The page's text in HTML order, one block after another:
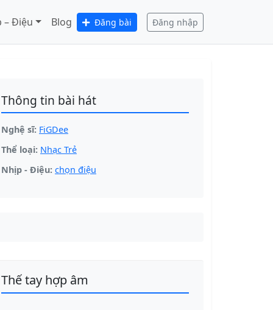
– Điệu Blog Đăng bài Đăng nhập
Thông tin bài hát
Nghệ sĩ: FiGDee
Thể loại: Nhạc Trẻ
Nhịp - Điệu: chọn điệu
Thế tay hợp âm